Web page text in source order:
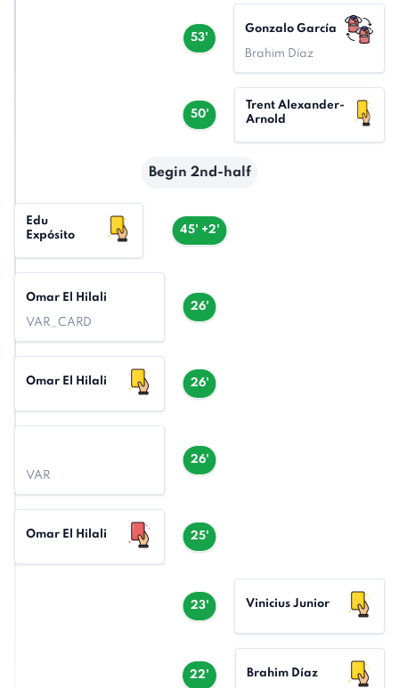
53'
Gonzalo García
Brahim Díaz
50'
Trent Alexander-
Arnold
Begin 2nd-half
45' +2'
Edu
Expósito
26'
Omar El Hilali
VAR_CARD
26'
Omar El Hilali
26'
VAR
25'
Omar El Hilali
23' Vinicius Junior
22' Brahim Díaz